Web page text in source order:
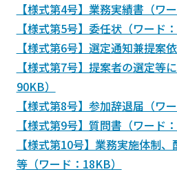
【様式第4号】業務実績書（ワ
【様式第5号】委任状（ワード：
【様式第6号】選定通知兼提案
【様式第7号】提案者の選定等
90KB）
【様式第8号】参加辞退届（ワ
【様式第9号】質問書（ワード：
【様式第10号】業務実施体制
等（ワード：18KB）